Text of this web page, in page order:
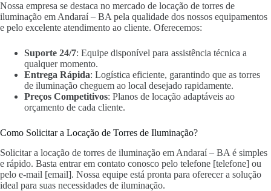
Nossa empresa se destaca no mercado de locação de torres de
iluminação em Andaraí – BA pela qualidade dos nossos equipamentos
e pelo excelente atendimento ao cliente. Oferecemos:
Suporte 24/7: Equipe disponível para assistência técnica a
qualquer momento.
Entrega Rápida: Logística eficiente, garantindo que as torres
de iluminação cheguem ao local desejado rapidamente.
Preços Competitivos: Planos de locação adaptáveis ao
orçamento de cada cliente.
Como Solicitar a Locação de Torres de Iluminação?
Solicitar a locação de torres de iluminação em Andaraí – BA é simples
e rápido. Basta entrar em contato conosco pelo telefone [telefone] ou
pelo e-mail [email]. Nossa equipe está pronta para oferecer a solução
ideal para suas necessidades de iluminação.